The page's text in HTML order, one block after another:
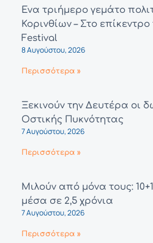
Ένα τριήμερο γεμάτο
Κορινθίων – Στο
Festival
8 Αυγούστου, 2026
Περισσότερα »
Ξεκινούν την Δευτέρα οι
Οστικής Πυκνότητας
7 Αυγούστου, 2026
Περισσότερα »
Μιλούν από μόνα τους:
μέσα σε 2,5 χρόνια
7 Αυγούστου, 2026
Περισσότερα »